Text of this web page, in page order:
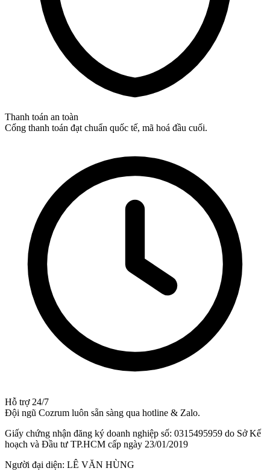
Thanh toán an toàn
Cổng thanh toán đạt chuẩn quốc tế, mã hoá đầu cuối.
Hỗ trợ 24/7
Đội ngũ Cozrum luôn sẵn sàng qua hotline & Zalo.
Giấy chứng nhận đăng ký doanh nghiệp số: 0315495959 do Sở Kế
hoạch và Đầu tư TP.HCM cấp ngày 23/01/2019
Người đại diện: LÊ VĂN HÙNG